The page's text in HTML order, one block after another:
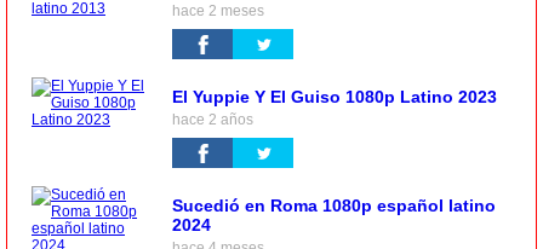
hace 2 meses
El Yuppie Y El Guiso 1080p Latino 2023
hace 2 años
Sucedió en Roma 1080p español latino
2024